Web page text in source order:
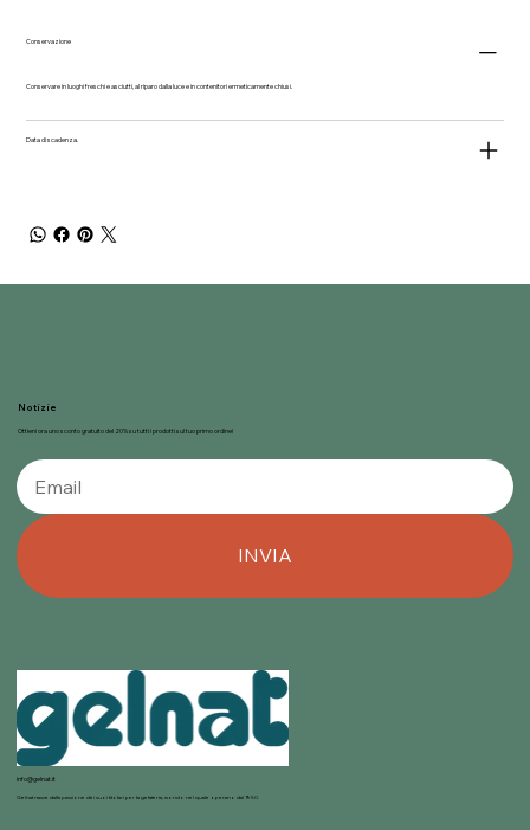
Conservazione
Conservare in luoghi freschi e asciutti, al riparo dalla luce e in contenitori ermeticamente chiusi.
Data di scadenza.
Notizie
Ottieni ora uno sconto gratuito del 20% su tutti i prodotti sul tuo primo ordine!
INVIA
info@gelnat.it
Gelnat nasce dalla passione dei suoi titolari per la gelateria, mondo nel quale operano dal 1950.